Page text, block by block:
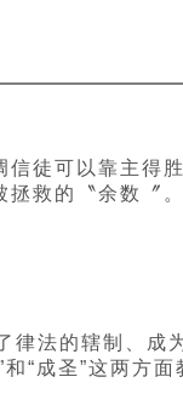
徒可以靠主得
救的〝余数〞
律法的辖制、
“成圣”这两方面